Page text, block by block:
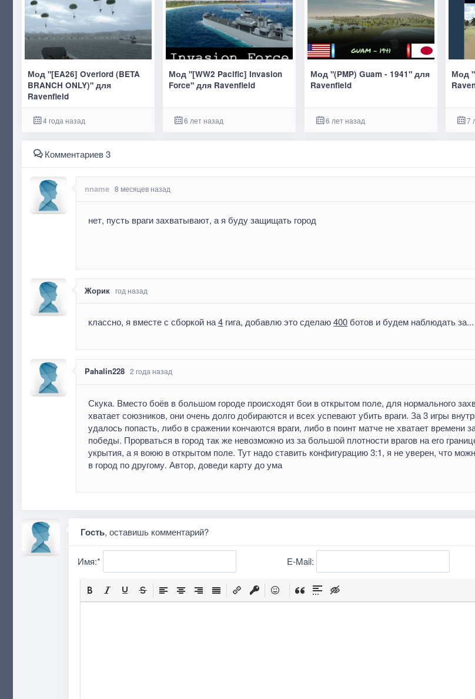
Мод "[EA26] Overlord (BETA
BRANCH ONLY)" для
Ravenfield
4 года назад
Мод "[WW2 Pacific] Invasion
Force" для Ravenfield
6 лет назад
Мод "(PMP) Guam - 1941" для
Ravenfield
6 лет назад
Мод
7
Комментариев 3
nname 8 месяцев назад
нет, пусть враги захватывают, а я буду защищать город
Жорик год назад
классно, я вместе с сборкой на4 гига, добавлю это сделаю400 ботов и будем наблюдать
Pahalin228 2 года назад
Скука. Вместо боёв в большом городе происходят бои в открытом поле, для нормального
хватает союзников, они очень долго добираются и всех успевают убить враги. За 3 игры
удалось попасть, либо в сражении кончаются враги, либо в поинт матче не хватает времени
победы. Прорваться в город так же невозможно из за большой плотности врагов на его
укрытия, а я воюю в открытом поле. Тут надо ставить конфигурацию 3:1, я не уверен, что
в город по другому. Автор, доведи карту до ума
Гость, оставишь комментарий?
Имя:* E-Mail: